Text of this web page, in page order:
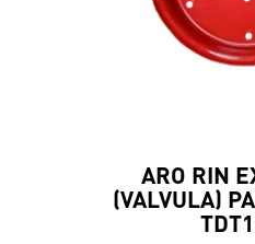
ARO RIN
(VALVULA)